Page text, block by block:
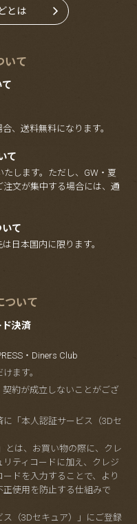
とは
いて
、送料無料になります。
て
します。ただし、GW・夏
文が集中する場合には、通
て
日本国内に限ります。
ついて
ド決済
・Diners Club
ます。
約が成立しないことがござ
「本人認証サービス（3Dセ
とは、お買い物の際に、クレ
ティコードに加え、クレジ
ドを入力することで、より
使用を防止する仕組みで
（3Dセキュア）」にご登録